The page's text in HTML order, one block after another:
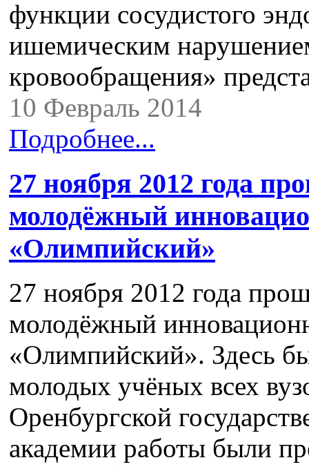
функции сосудистого
ишемическим
кровообращения»
10 Февраль 2014
Подробнее...
27 ноября 2012 года
молодёжный
«Олимпийский»
27 ноября 2012 года
молодёжный
«Олимпийский». Здесь
молодых учёных всех
Оренбургской
академии работы были